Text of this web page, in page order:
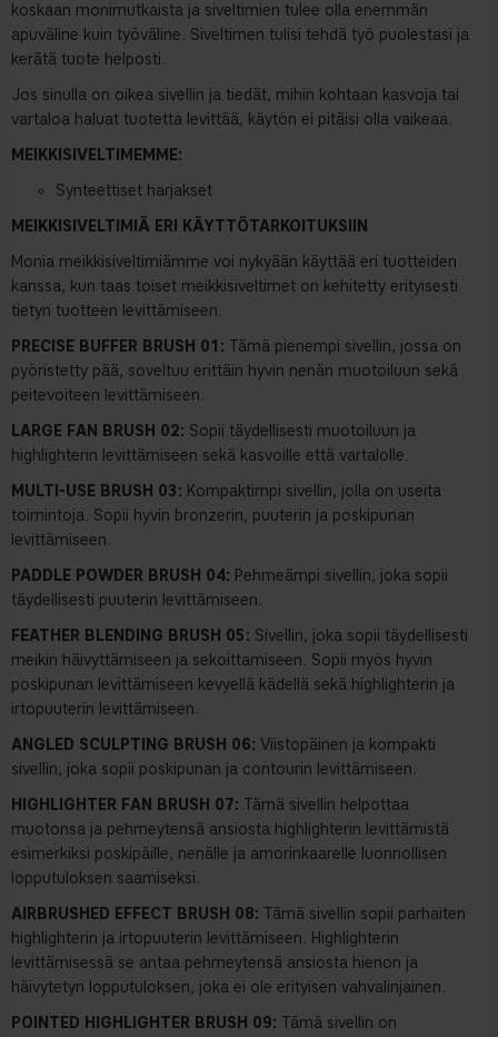
koskaan monimutkaista ja siveltimien tulee olla enemmän
apuväline kuin työväline. Siveltimen tulisi tehdä työ puolestasi ja
kerätä tuote helposti.
Jos sinulla on oikea sivellin ja tiedät, mihin kohtaan kasvoja tai
vartaloa haluat tuotetta levittää, käytön ei pitäisi olla vaikeaa.
MEIKKISIVELTIMEMME:
Synteettiset harjakset
MEIKKISIVELTIMIÄ ERI KÄYTTÖTARKOITUKSIIN
Monia meikkisiveltimiämme voi nykyään käyttää eri tuotteiden
kanssa, kun taas toiset meikkisiveltimet on kehitetty erityisesti
tietyn tuotteen levittämiseen.
PRECISE BUFFER BRUSH 01: Tämä pienempi sivellin, jossa on
pyöristetty pää, soveltuu erittäin hyvin nenän muotoiluun sekä
peitevoiteen levittämiseen.
LARGE FAN BRUSH 02: Sopii täydellisesti muotoiluun ja
highlighterin levittämiseen sekä kasvoille että vartalolle.
MULTI-USE BRUSH 03: Kompaktimpi sivellin, jolla on useita
toimintoja. Sopii hyvin bronzerin, puuterin ja poskipunan
levittämiseen.
PADDLE POWDER BRUSH 04: Pehmeämpi sivellin, joka sopii
täydellisesti puuterin levittämiseen.
FEATHER BLENDING BRUSH 05: Sivellin, joka sopii täydellisesti
meikin häivyttämiseen ja sekoittamiseen. Sopii myös hyvin
poskipunan levittämiseen kevyellä kädellä sekä highlighterin ja
irtopuuterin levittämiseen.
ANGLED SCULPTING BRUSH 06: Viistopäinen ja kompakti
sivellin, joka sopii poskipunan ja contourin levittämiseen.
HIGHLIGHTER FAN BRUSH 07: Tämä sivellin helpottaa
muotonsa ja pehmeytensä ansiosta highlighterin levittämistä
esimerkiksi poskipäille, nenälle ja amorinkaarelle luonnollisen
lopputuloksen saamiseksi.
AIRBRUSHED EFFECT BRUSH 08: Tämä sivellin sopii parhaiten
highlighterin ja irtopuuterin levittämiseen. Highlighterin
levittämisessä se antaa pehmeytensä ansiosta hienon ja
häivytetyn lopputuloksen, joka ei ole erityisen vahvalinjainen.
POINTED HIGHLIGHTER BRUSH 09: Tämä sivellin on